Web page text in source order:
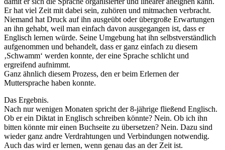
Er hat viel Zeit mit dabei sein, zuhören und mitmachen verbracht.
Niemand hat Druck auf ihn ausgeübt oder übergroße Erwartungen
an ihn gehabt, weil man einfach davon ausgegangen ist, dass er
Englisch lernen würde. Seine Umgebung hat ihn selbstverständlich
aufgenommen und behandelt, dass er ganz einfach zu diesem
‚Schwamm‘ werden konnte, der eine Sprache schlicht und
ergreifend aufnimmt.
Ganz ähnlich diesem Prozess, den er beim Erlernen der
Muttersprache haben konnte.
Das Ergebnis.
Nach nur wenigen Monaten spricht der 8-jährige fließend Englisch.
Ob er ein Diktat in Englisch schreiben könnte? Nein. Ob ich ihn
bitten könnte mir einen Buchseite zu übersetzen? Nein. Dazu sind
wieder ganz andre Verdrahtungen und Verbindungen notwendig.
Auch das wird er lernen, wenn genau das an der Zeit ist.